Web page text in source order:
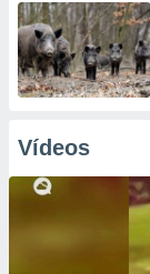
Vídeos